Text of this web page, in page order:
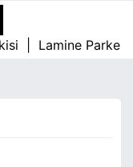
| Lamine Parke